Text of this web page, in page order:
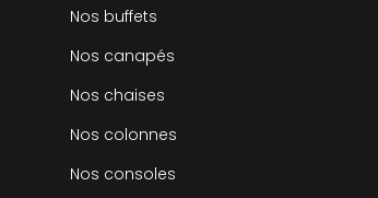
Nos buffets
Nos canapés
Nos chaises
Nos colonnes
Nos consoles